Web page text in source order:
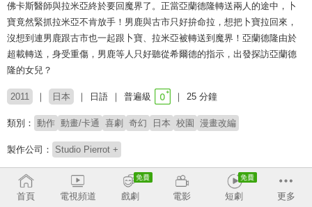
佛卡斯醫師與拉米亞終於要回魔界了。正當亞蘭德隆轉送兩人的途中，卜
寶竟然緊抓拉米亞不肯放手！男鹿與古市只好拚命拉，想把卜寶拉回來，
沒想到連男鹿跟古市也一起跟卜寶、拉米亞被轉送到魔界！亞蘭德隆由於
超載轉送，身受重傷，男鹿等人只好聽從希爾德的指示，出發探訪亞蘭德
隆的女兒？
2011 日本 日語 普遍級 25 分鐘
類別： 動作 動畫/卡通 喜劇 奇幻 日本 校園 漫畫改編
製作公司： Studio Pierrot +
導演： 高本宣弘
配音： 小西克幸 澤城美雪 伊藤靜 豐崎愛生 水島大宙 高木涉 關智一
首頁 電視頻道 戲劇 電影 短劇 更多